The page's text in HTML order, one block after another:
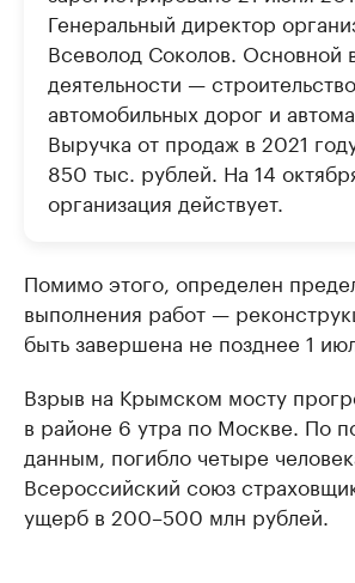
Генеральный директор
Всеволод Соколов. Основной
деятельности — строительство
автомобильных дорог и
Выручка от продаж в 2021
850 тыс. рублей. На 14
организация действует.
Помимо этого, определен
выполнения работ —
быть завершена не позднее 1
Взрыв на Крымском мосту
в районе 6 утра по Москве. По
данным, погибло четыре
Всероссийский союз
ущерб в 200–500 млн рублей.